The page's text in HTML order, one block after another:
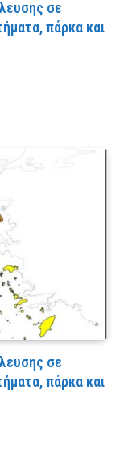
σε
πάρκα και
σε
πάρκα και